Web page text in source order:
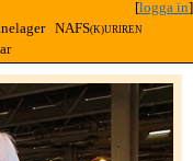
[logga in]
NAFS(K)URIREN